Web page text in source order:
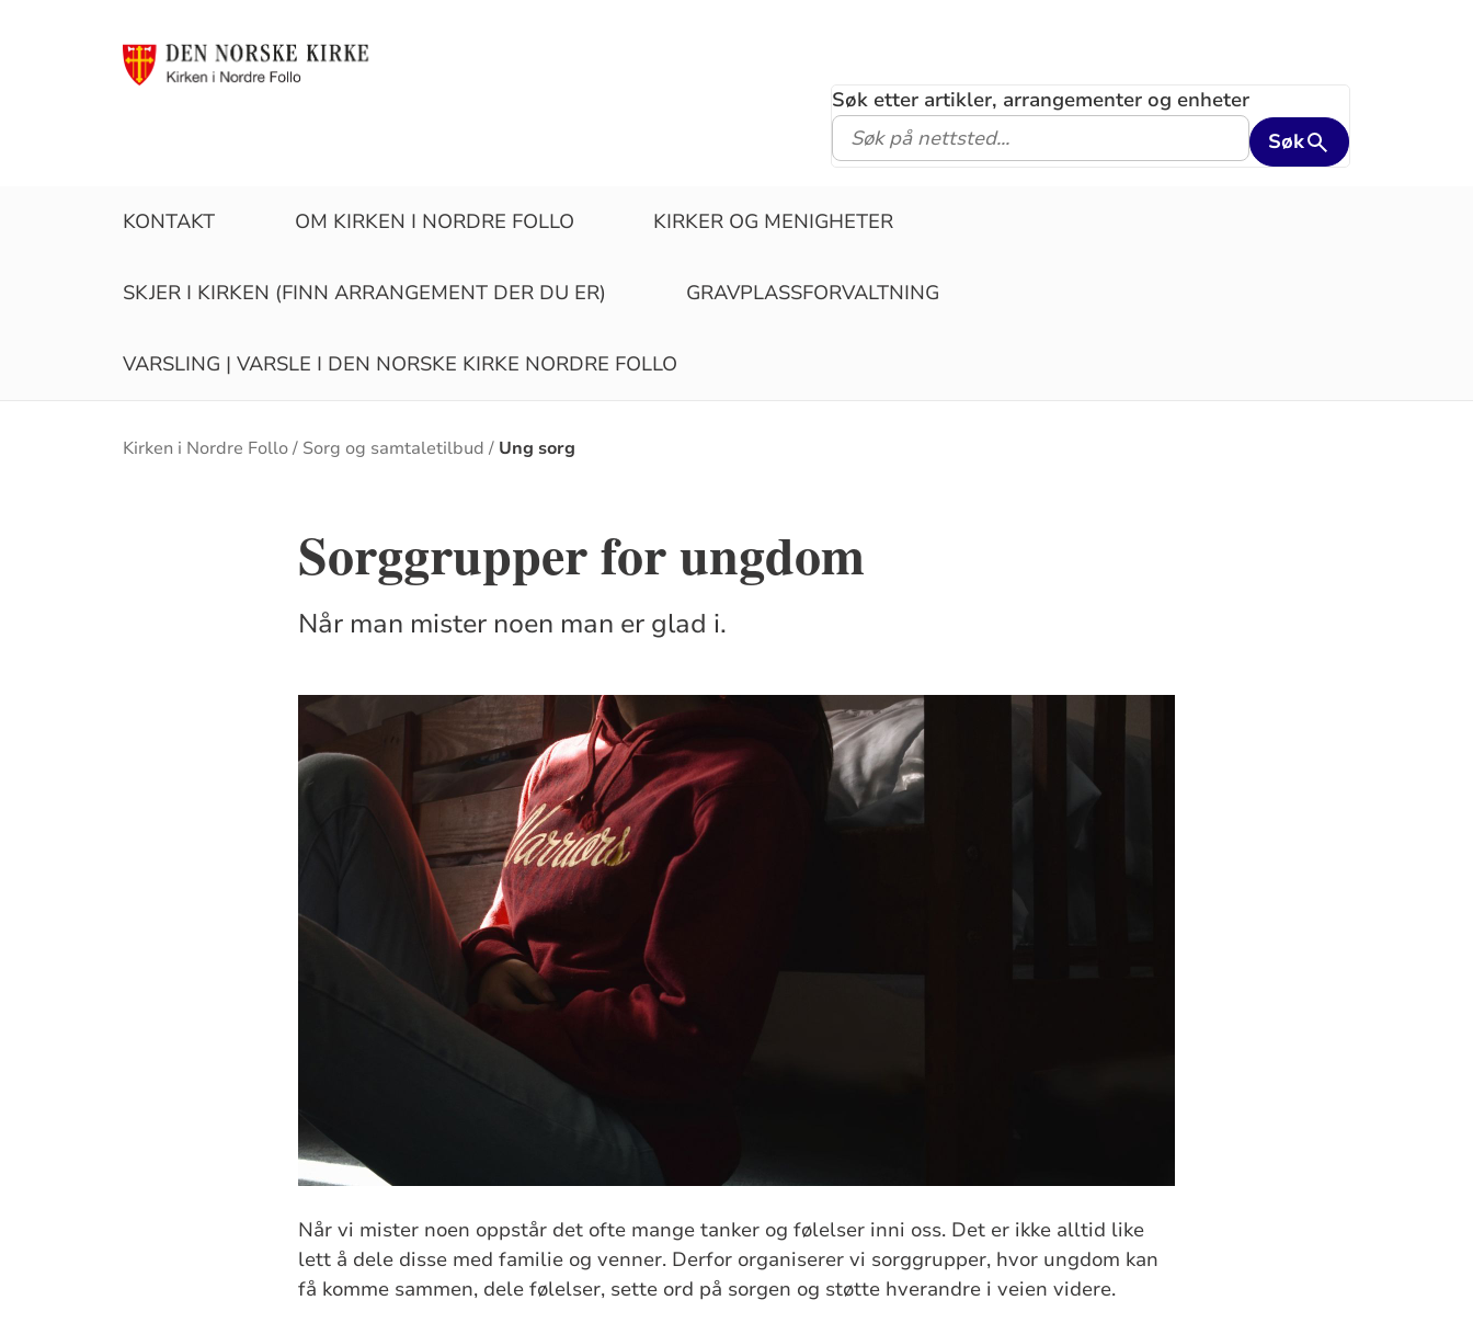
Søk etter artikler, arrangementer og enheter
Søk
KONTAKT OM KIRKEN I NORDRE FOLLO KIRKER OG MENIGHETER
SKJER I KIRKEN (FINN ARRANGEMENT DER DU ER) GRAVPLASSFORVALTNING
VARSLING | VARSLE I DEN NORSKE KIRKE NORDRE FOLLO
Brødsmulesti
Kirken i Nordre Follo Sorg og samtaletilbud Ung sorg
Sorggrupper for ungdom
Når man mister noen man er glad i.
Når vi mister noen oppstår det ofte mange tanker og følelser inni oss. Det er ikke alltid like
lett å dele disse med familie og venner. Derfor organiserer vi sorggrupper, hvor ungdom kan
få komme sammen, dele følelser, sette ord på sorgen og støtte hverandre i veien videre.